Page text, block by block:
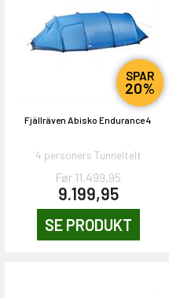
SPAR
20%
Fjällräven Abisko Endurance 4
4 personers Tunneltelt
Før 11.499,95
9.199,95
SE PRODUKT